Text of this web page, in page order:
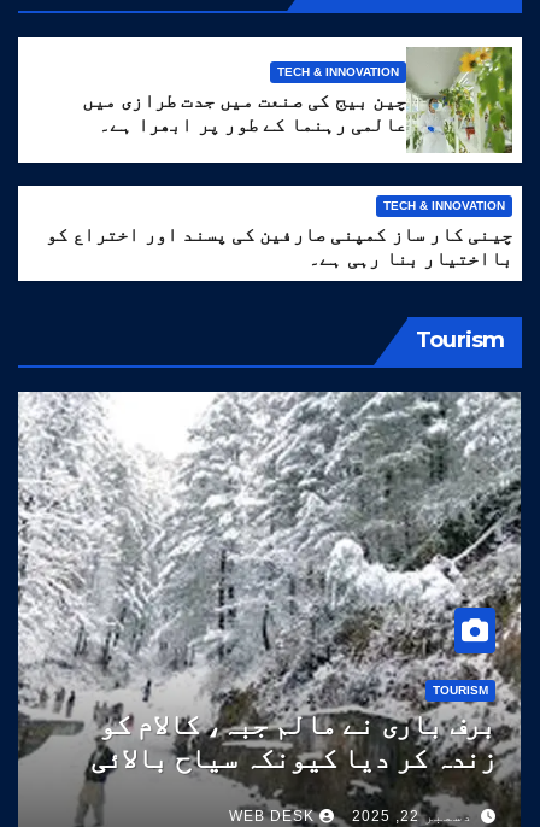
TECH & INNOVATION
چین بیج کی صنعت میں جدت طرازی میں
عالمی رہنما کے طور پر ابھرا ہے۔
TECH & INNOVATION
چینی کار ساز کمپنی صارفین کی پسند اور اختراع کو
بااختیار بنا رہی ہے۔
Tourism
TOURISM
برف باری نے مالم جبہ، کالام کو
زندہ کر دیا کیونکہ سیاح بالائی
سوات کی طرف آتے ہیں
دسمبر 22, 2025 WEB DESK